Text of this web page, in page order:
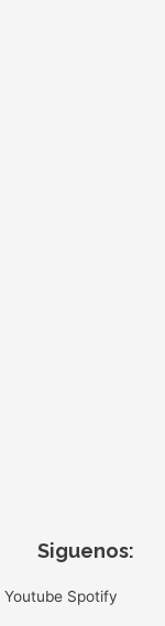
Siguenos:
Youtube Spotify